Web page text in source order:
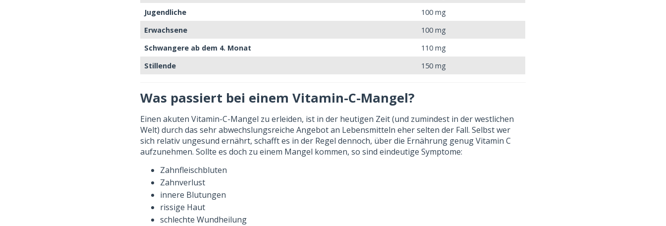
Jugendliche
100 mg
Erwachsene
100 mg
Schwangere ab dem 4. Monat
110 mg
Stillende
150 mg
Was passiert bei einem Vitamin-C-Mangel?
Einen akuten Vitamin-C-Mangel zu erleiden, ist in der heutigen Zeit (und zumindest in der westlichen
Welt) durch das sehr abwechslungsreiche Angebot an Lebensmitteln eher selten der Fall. Selbst wer
sich relativ ungesund ernährt, schafft es in der Regel dennoch, über die Ernährung genug Vitamin C
aufzunehmen. Sollte es doch zu einem Mangel kommen, so sind eindeutige Symptome:
Zahnfleischbluten
Zahnverlust
innere Blutungen
rissige Haut
schlechte Wundheilung